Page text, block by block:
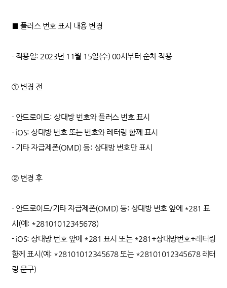
■ 플러스 번호 표시 내용 변경
- 적용일: 2023년 11월 15일(수) 00시부터 순차 적용
① 변경 전
- 안드로이드: 상대방 번호와 플러스 번호 표시
- iOS: 상대방 번호 또는 번호와 레터링 함께 표시
- 기타 자급제폰(OMD) 등: 상대방 번호만 표시
② 변경 후
- 안드로이드/기타 자급제폰(OMD) 등: 상대방 번호 앞에 *281 표
시(예: *28101012345678)
- iOS: 상대방 번호 앞에 *281 표시 또는 *281+상대방번호+레터링
함께 표시(예: *28101012345678 또는 *28101012345678 레터
링 문구)